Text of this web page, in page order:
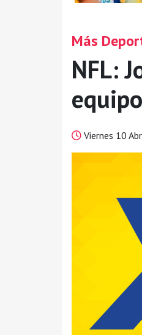
Más
NFL:
equipo
Viernes 10